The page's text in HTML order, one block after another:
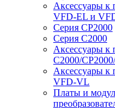
Аксессуары к
VFD-EL и
Серия CP2000
Серия C2000
Аксессуары к
С2000/
Аксессуары к
VFD-VL
Платы и